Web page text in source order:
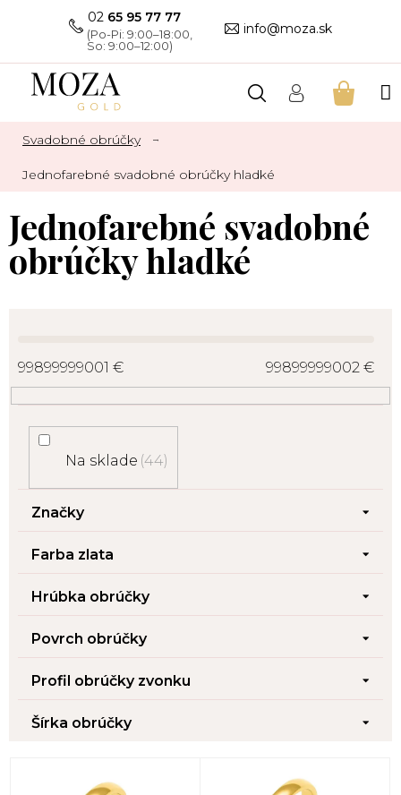
02 65 95 77 77
info@moza.sk
Svadobné obrúčky
Jednofarebné svadobné obrúčky hladké
Jednofarebné svadobné
obrúčky hladké
99899999001 € 99899999002 €
Na sklade 44
Značky
Farba zlata
Hrúbka obrúčky
Povrch obrúčky
Profil obrúčky zvonku
Šírka obrúčky